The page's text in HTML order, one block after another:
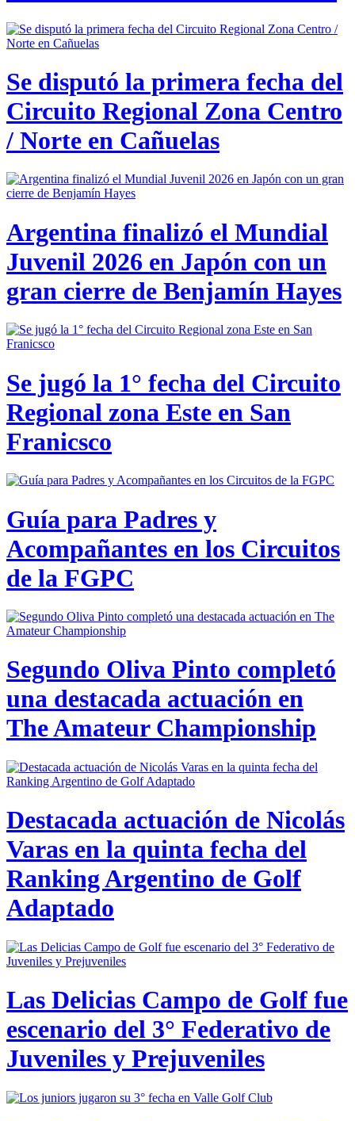
Se disputó la primera fecha del
Circuito Regional Zona Centro
/ Norte en Cañuelas
Argentina finalizó el Mundial
Juvenil 2026 en Japón con un
gran cierre de Benjamín Hayes
Se jugó la 1° fecha del Circuito
Regional zona Este en San
Franicsco
Guía para Padres y
Acompañantes en los Circuitos
de la FGPC
Segundo Oliva Pinto completó
una destacada actuación en
The Amateur Championship
Destacada actuación de Nicolás
Varas en la quinta fecha del
Ranking Argentino de Golf
Adaptado
Las Delicias Campo de Golf fue
escenario del 3° Federativo de
Juveniles y Prejuveniles